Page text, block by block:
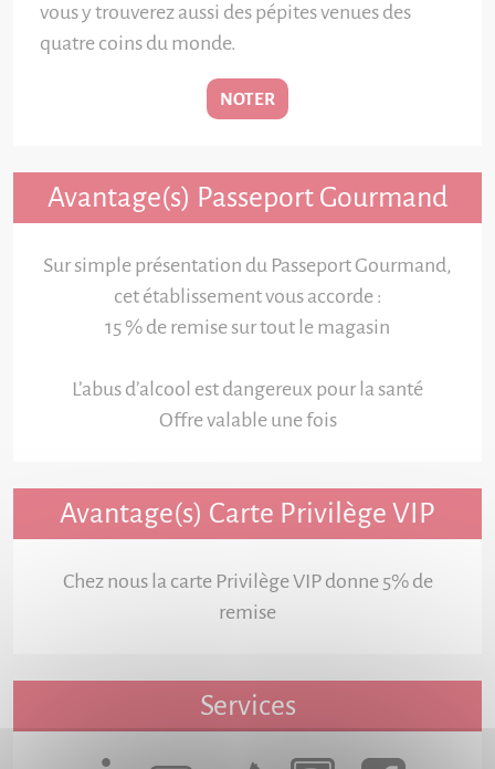
vous y trouverez aussi des pépites venues des
quatre coins du monde.
NOTER
Avantage(s) Passeport Gourmand
Sur simple présentation du Passeport Gourmand,
cet établissement vous accorde :
15 % de remise sur tout le magasin
L’abus d’alcool est dangereux pour la santé
Offre valable une fois
Avantage(s) Carte Privilège VIP
Chez nous la carte Privilège VIP donne 5% de
remise
Services